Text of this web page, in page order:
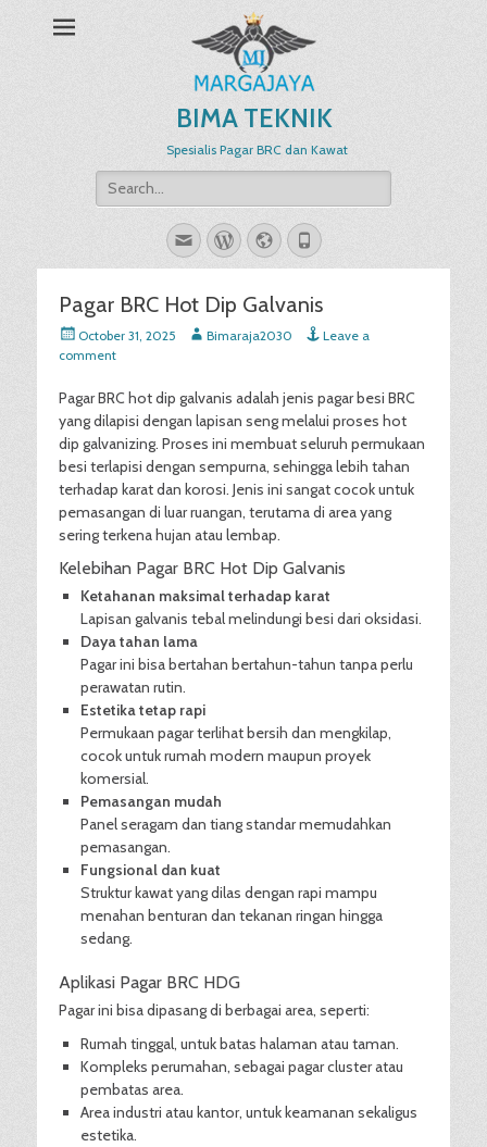
BIMA TEKNIK
Spesialis Pagar BRC dan Kawat
Search
for:
EmailWordPress
WebsitePhone
Pagar BRC Hot Dip Galvanis
Posted
on
October 31, 2025 AuthorBimaraja2030
Leave a
comment
Pagar BRC hot dip galvanis adalah jenis pagar besi BRC
yang dilapisi dengan lapisan seng melalui proses hot
dip galvanizing. Proses ini membuat seluruh permukaan
besi terlapisi dengan sempurna, sehingga lebih tahan
terhadap karat dan korosi. Jenis ini sangat cocok untuk
pemasangan di luar ruangan, terutama di area yang
sering terkena hujan atau lembap.
Kelebihan Pagar BRC Hot Dip Galvanis
Ketahanan maksimal terhadap karat
Lapisan galvanis tebal melindungi besi dari oksidasi.
Daya tahan lama
Pagar ini bisa bertahan bertahun-tahun tanpa perlu
perawatan rutin.
Estetika tetap rapi
Permukaan pagar terlihat bersih dan mengkilap,
cocok untuk rumah modern maupun proyek
komersial.
Pemasangan mudah
Panel seragam dan tiang standar memudahkan
pemasangan.
Fungsional dan kuat
Struktur kawat yang dilas dengan rapi mampu
menahan benturan dan tekanan ringan hingga
sedang.
Aplikasi Pagar BRC HDG
Pagar ini bisa dipasang di berbagai area, seperti:
Rumah tinggal, untuk batas halaman atau taman.
Kompleks perumahan, sebagai pagar cluster atau
pembatas area.
Area industri atau kantor, untuk keamanan sekaligus
estetika.